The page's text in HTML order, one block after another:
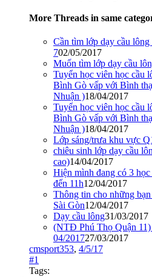
More Threads in same
Cần tìm lớp dạy cầu
702/05/2017
Muốn tìm lớp dạy cầu
Tuyển học viên học cầu
Bình Gò vấp với Bình
Nhuận )18/04/2017
Tuyển học viên học cầu
Bình Gò vấp với Bình
Nhuận )18/04/2017
Lớp sáng/trưa khu vực
chiêu sinh lớp dạy cầu
cao)14/04/2017
Hiện mình đang có 3
đến 11h12/04/2017
Thông tin cho những
Sài Gòn12/04/2017
Dạy cầu lông31/03/2017
(NTĐ Phú Thọ Quận
04/201727/03/2017
cmsport353, 4/5/17
#1
Tags: